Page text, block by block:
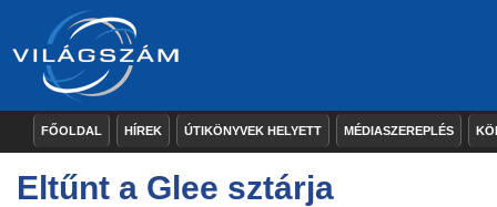
FŐOLDAL HÍREK ÚTIKÖNYVEK HELYETT MÉDIASZEREPLÉS
Eltűnt a Glee sztárja